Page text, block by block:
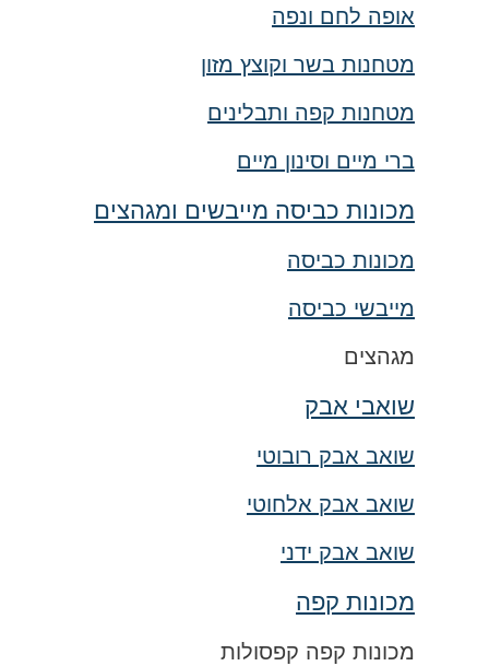
אופה לחם ונפה
מטחנות בשר וקוצץ מזון
מטחנות קפה ותבלינים
ברי מיים וסינון מיים
מכונות כביסה מייבשים ומגהצים
מכונות כביסה
מייבשי כביסה
מגהצים
שואבי אבק
שואב אבק רובוטי
שואב אבק אלחוטי
שואב אבק ידני
מכונות קפה
מכונות קפה קפסולות